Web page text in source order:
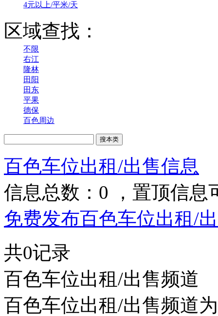
4元以上/平米/天
区域查找：
不限
右江
隆林
田阳
田东
平果
德保
百色周边
百色车位出租/出售信息
信息总数： 0 ，置顶信息
免费发布百色车位出租/
共0记录
百色车位出租/出售频道
百色车位出租/出售频道